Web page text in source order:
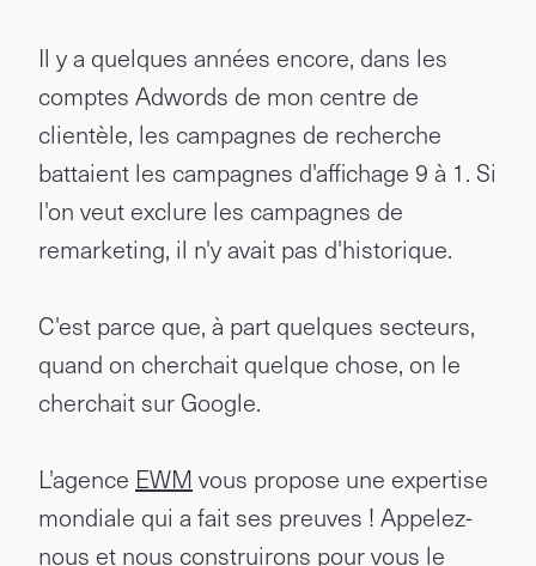
Il y a quelques années encore, dans les
comptes Adwords de mon centre de
clientèle, les campagnes de recherche
battaient les campagnes d'affichage 9 à 1. Si
l'on veut exclure les campagnes de
remarketing, il n'y avait pas d'historique.
C'est parce que, à part quelques secteurs,
quand on cherchait quelque chose, on le
cherchait sur Google.
L'agence EWM vous propose une expertise
mondiale qui a fait ses preuves ! Appelez-
nous et nous construirons pour vous le